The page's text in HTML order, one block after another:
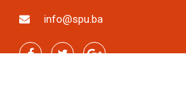
info@spu.ba